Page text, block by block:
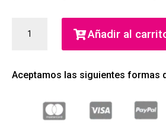
ESTUCHE
WOOD
100ML+DESODORANTE
Añadir al
Aceptamos las siguientes formas